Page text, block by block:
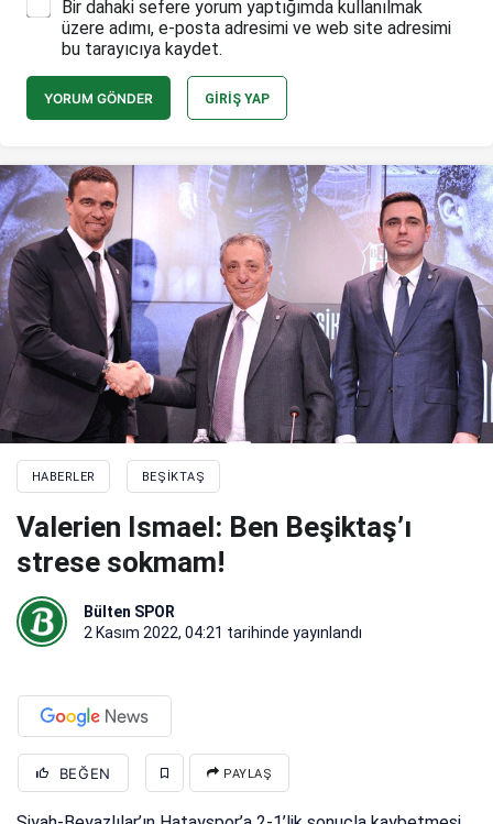
Bir dahaki sefere yorum yaptığımda kullanılmak
üzere adımı, e-posta adresimi ve web site adresimi
bu tarayıcıya kaydet.
YORUM GÖNDER GIRIŞ YAP
HABERLER BEŞIKTAŞ
Valerien Ismael: Ben Beşiktaş’ı
strese sokmam!
Bülten SPOR
2 Kasım 2022, 04:21 tarihinde yayınlandı
BEĞEN PAYLAŞ